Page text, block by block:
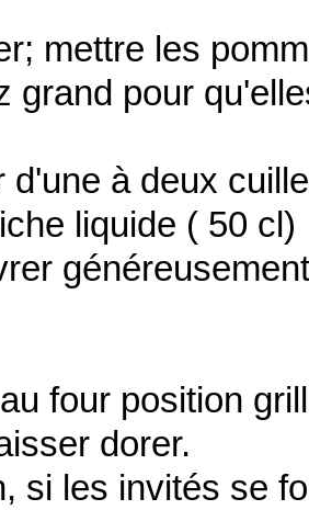
mettre les
grand pour
d'une à deux
liquide ( 50
four position
dorer.
si les invités se